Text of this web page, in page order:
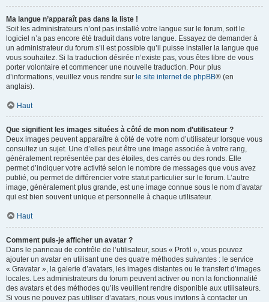
Ma langue n’apparaît pas dans la liste !
Soit les administrateurs n’ont pas installé votre langue sur le forum, soit le
logiciel n’a pas encore été traduit dans votre langue. Essayez de demander à
un administrateur du forum s’il est possible qu’il puisse installer la langue que
vous souhaitez. Si la traduction désirée n’existe pas, vous êtes libre de vous
porter volontaire et commencer une nouvelle traduction. Pour plus
d’informations, veuillez vous rendre sur le site internet de phpBB® (en
anglais).
Haut
Que signifient les images situées à côté de mon nom d’utilisateur ?
Deux images peuvent apparaître à côté de votre nom d’utilisateur lorsque vous
consultez un sujet. Une d’elles peut être une image associée à votre rang,
généralement représentée par des étoiles, des carrés ou des ronds. Elle
permet d’indiquer votre activité selon le nombre de messages que vous avez
publié, ou permet de différencier votre statut particulier sur le forum. L’autre
image, généralement plus grande, est une image connue sous le nom d’avatar
qui est bien souvent unique et personnelle à chaque utilisateur.
Haut
Comment puis-je afficher un avatar ?
Dans le panneau de contrôle de l’utilisateur, sous « Profil », vous pouvez
ajouter un avatar en utilisant une des quatre méthodes suivantes : le service
« Gravatar », la galerie d’avatars, les images distantes ou le transfert d’images
locales. Les administrateurs du forum peuvent activer ou non la fonctionnalité
des avatars et des méthodes qu’ils veuillent rendre disponible aux utilisateurs.
Si vous ne pouvez pas utiliser d’avatars, nous vous invitons à contacter un